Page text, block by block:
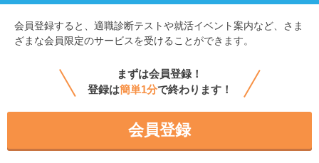
会員登録すると、 適職診断テストや就活イベント案内など、さま
ざまな会員限定のサービスを受けることができます。
まずは会員登録！
登録は簡単1分で終わります！
会員登録